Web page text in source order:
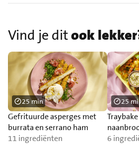
Vind je ditook
Gefrituurde asperges met
burrata en serrano ham
11 ingrediënten
25 min
6
25